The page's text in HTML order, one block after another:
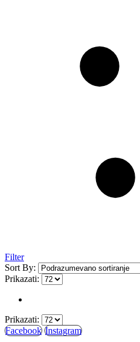
Filter
Sort By:
Prikazati:
Prikazati:
Facebook Instagram